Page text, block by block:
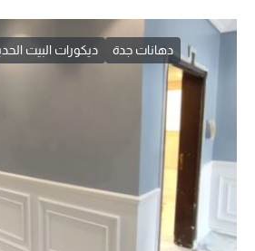
دهانات جدة ديكورات البيت